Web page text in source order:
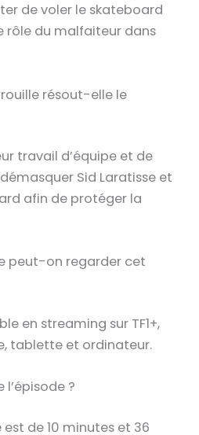
de voler le skateboard
rôle du malfaiteur dans
résout-elle le
travail d’équipe et de
Sid Laratisse et
afin de protéger la
peut-on regarder cet
en streaming sur TF1+,
tablette et ordinateur.
l’épisode ?
est de 10 minutes et 36